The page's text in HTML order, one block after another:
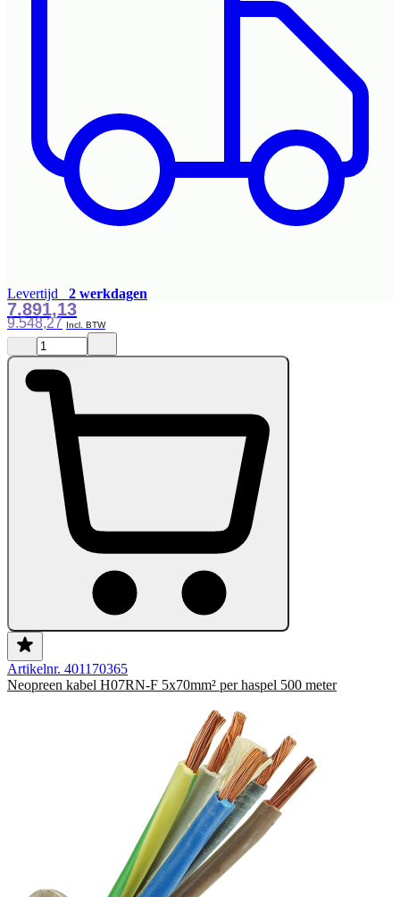
Levertijd 2 werkdagen
9.548,27
7.891,13
Artikelnr. 401170365
Neopreen kabel H07RN-F 5x70mm² per haspel 500 meter